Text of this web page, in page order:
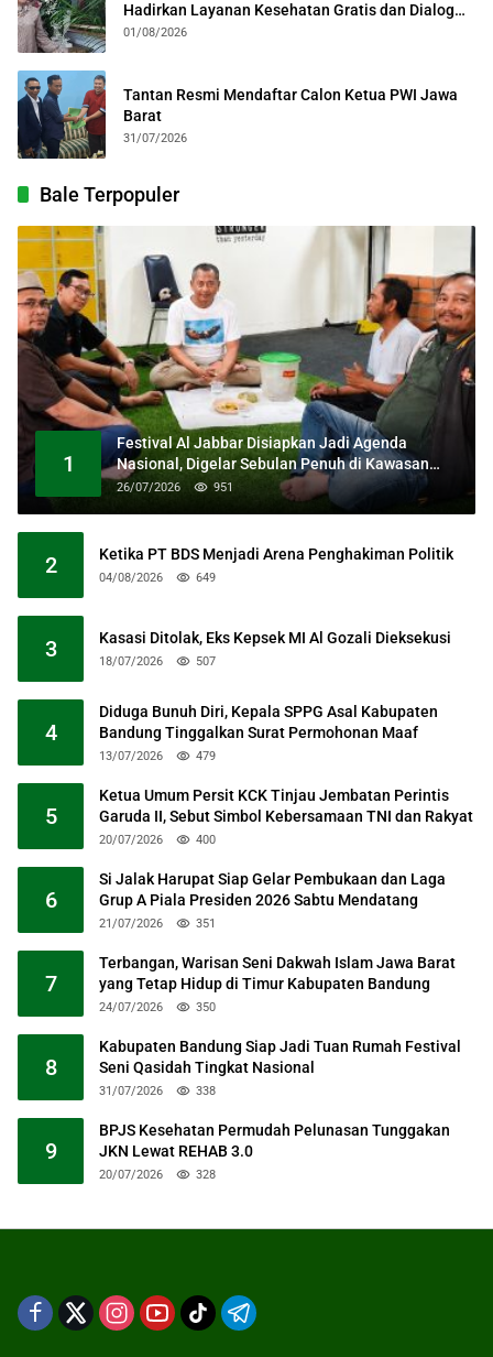
Hadirkan Layanan Kesehatan Gratis dan Dialog
Kebangsaan
01/08/2026
Tantan Resmi Mendaftar Calon Ketua PWI Jawa
Barat
31/07/2026
Bale Terpopuler
1
Festival Al Jabbar Disiapkan Jadi Agenda
Nasional, Digelar Sebulan Penuh di Kawasan
Masjid Raya Al Jabbar
26/07/2026 951
2 Ketika PT BDS Menjadi Arena Penghakiman Politik
04/08/2026 649
3 Kasasi Ditolak, Eks Kepsek MI Al Gozali Dieksekusi
18/07/2026 507
4
Diduga Bunuh Diri, Kepala SPPG Asal Kabupaten
Bandung Tinggalkan Surat Permohonan Maaf
13/07/2026 479
5
Ketua Umum Persit KCK Tinjau Jembatan Perintis
Garuda II, Sebut Simbol Kebersamaan TNI dan Rakyat
20/07/2026 400
6
Si Jalak Harupat Siap Gelar Pembukaan dan Laga
Grup A Piala Presiden 2026 Sabtu Mendatang
21/07/2026 351
7
Terbangan, Warisan Seni Dakwah Islam Jawa Barat
yang Tetap Hidup di Timur Kabupaten Bandung
24/07/2026 350
8
Kabupaten Bandung Siap Jadi Tuan Rumah Festival
Seni Qasidah Tingkat Nasional
31/07/2026 338
9
BPJS Kesehatan Permudah Pelunasan Tunggakan
JKN Lewat REHAB 3.0
20/07/2026 328